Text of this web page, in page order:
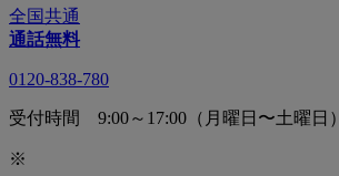
全国共通
通話無料
0120-838-780
受付時間 9:00～17:00（月曜日〜土曜日）
※